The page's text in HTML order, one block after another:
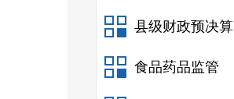
县级财政预决算
食品药品监管